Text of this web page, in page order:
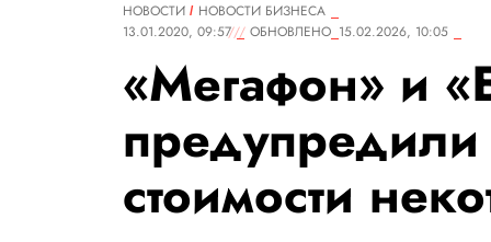
НОВОСТИ
НОВОСТИ БИЗНЕСА
13.01.2020, 09:57
ОБНОВЛЕНО 15.02.2026, 10:05
«Мегафон» и
стоимости